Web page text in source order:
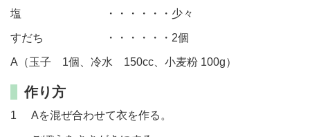
塩 ・・・・・・少々
すだち ・・・・・・2個
A（玉子 1個、冷水 150cc、小麦粉 100g）
作り方
1 Aを混ぜ合わせて衣を作る。